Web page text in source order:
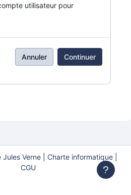
utilisateur pour
Annuler Continuer
Jules Verne|
Charte informatique |
CGU